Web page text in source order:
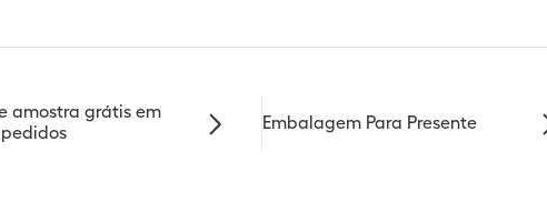
amostra grátis em
Embalagem Para Presente